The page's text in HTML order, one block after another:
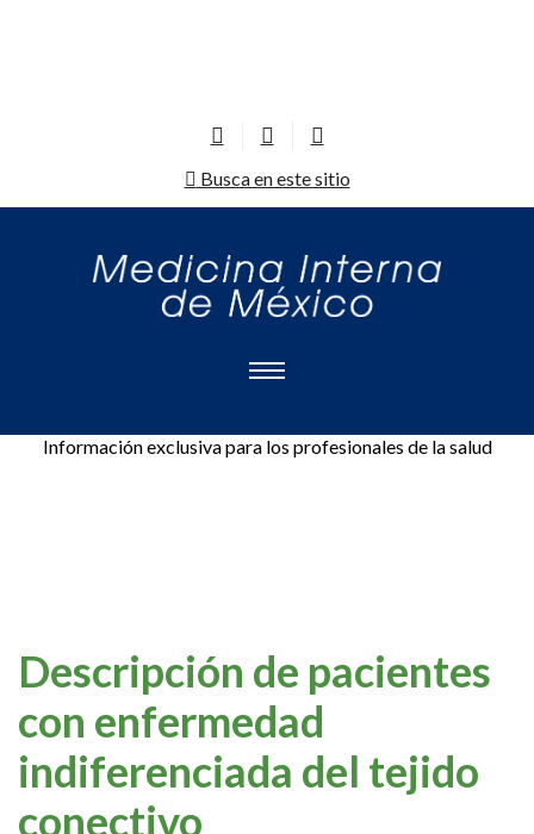
Busca en este sitio
Información exclusiva para los profesionales de la salud
Descripción de pacientes
con enfermedad
indiferenciada del tejido
conectivo